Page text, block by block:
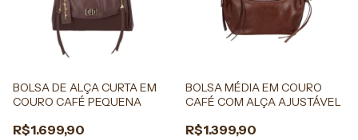
BOLSA DE ALÇA CURTA EM
COURO CAFÉ PEQUENA
R$1.699,90
BOLSA MÉDIA EM COURO
CAFÉ COM ALÇA AJUSTÁVEL
R$1.399,90